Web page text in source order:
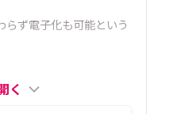
ず電子化も可能という
く